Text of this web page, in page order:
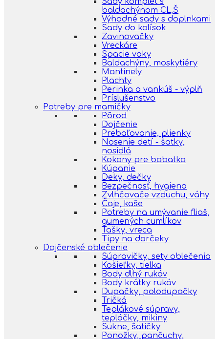
baldachýnom CL,Š
Výhodné sady s doplnkami
Sady do kolísok
Zavinovačky
Vreckáre
Spacie vaky
Baldachýny, moskytiéry
Mantinely
Plachty
Perinka a vankúš - výplň
Príslušenstvo
Potreby pre mamičky
Pôrod
Dojčenie
Prebaľovanie, plienky
Nosenie detí - šatky,
nosidlá
Kokony pre babatka
Kúpanie
Deky, dečky
Bezpečnosť, hygiena
Zvlhčovače vzduchu, váhy
Čaje, kaše
Potreby na umývanie fliaš,
gumených cumlíkov
Tašky, vreca
Tipy na darčeky
Dojčenské oblečenie
Súpravičky, sety oblečenia
Košieľky, tielka
Body dlhý rukáv
Body krátky rukáv
Dupačky, polodupačky
Tričká
Teplákové súpravy,
tepláčky, mikiny
Sukne, šatičky
Ponožky, pančuchy,